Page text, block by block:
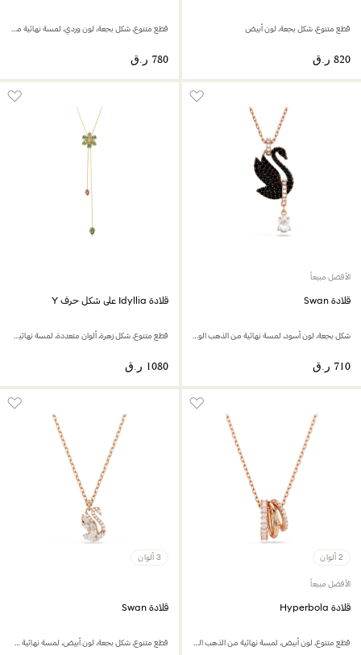
قطع متنوع، شكل بجعة، لون أبيض قطع متنوع، شكل بجعة، لون وردي، لمسة نهائية من الذهب الوردي عيار 18 قيراط
الأفضل مبيعاً
قلادة Swan
شكل بجعة، لون أسود، لمسة نهائية من الذهب الوردي عيار 18 قيراط
قلادة Idyllia على شكل حرف Y
قطع متنوع، شكل زهرة، ألوان متعددة، لمسة نهائية من الذهب عيار 18 قيراط
2 ألوان
الأفضل مبيعاً
قلادة Hyperbola
قطع متنوع، لون أبيض، لمسة نهائية من الذهب الوردي عيار 18 قيراط
3 ألوان
قلادة Swan
قطع متنوع، شكل بجعة، لون أبيض، لمسة نهائية من الذهب الوردي عيار 18 قيراط